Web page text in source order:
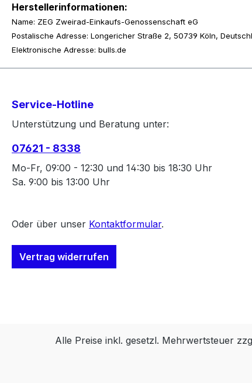
Herstellerinformationen:
Name: ZEG Zweirad-Einkaufs-Genossenschaft eG
Postalische Adresse: Longericher Straße 2, 50739 Köln,
Elektronische Adresse: bulls.de
Service-Hotline
Unterstützung und Beratung unter:
07621 - 8338
Mo-Fr, 09:00 - 12:30 und 14:30 bis 18:30 Uhr
Sa. 9:00 bis 13:00 Uhr
Oder über unser Kontaktformular.
Vertrag widerrufen
Alle Preise inkl. gesetzl. Mehrwertsteuer